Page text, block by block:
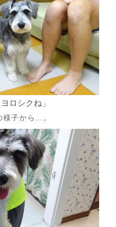
ロシクね」
様子から…。